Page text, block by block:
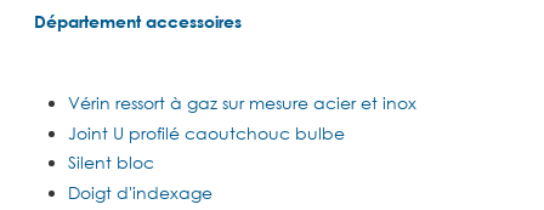
Département accessoires
Vérin ressort à gaz sur mesure acier et inox
Joint U profilé caoutchouc bulbe
Silent bloc
Doigt d'indexage